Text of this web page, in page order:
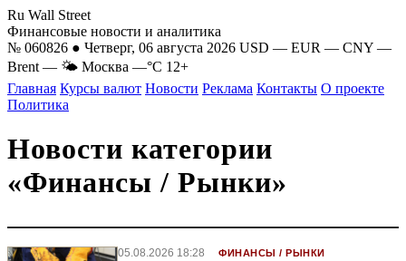
Ru Wall Street
Финансовые новости и аналитика
№ 060826 ● Четверг, 06 августа 2026 USD — EUR — CNY —
Brent — 🌤 Москва —°C 12+
Главная Курсы валют Новости Реклама Контакты О проекте
Политика
Новости категории
«Финансы / Рынки»
05.08.2026 18:28 ФИНАНСЫ / РЫНКИ